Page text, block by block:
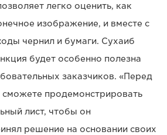
легко оценить, как
изображение, и вместе с
чернил и бумаги. Сухаиб
будет особенно полезна
заказчиков. «Перед
сможете продемонстрировать
лист, чтобы он
решение на основании своих